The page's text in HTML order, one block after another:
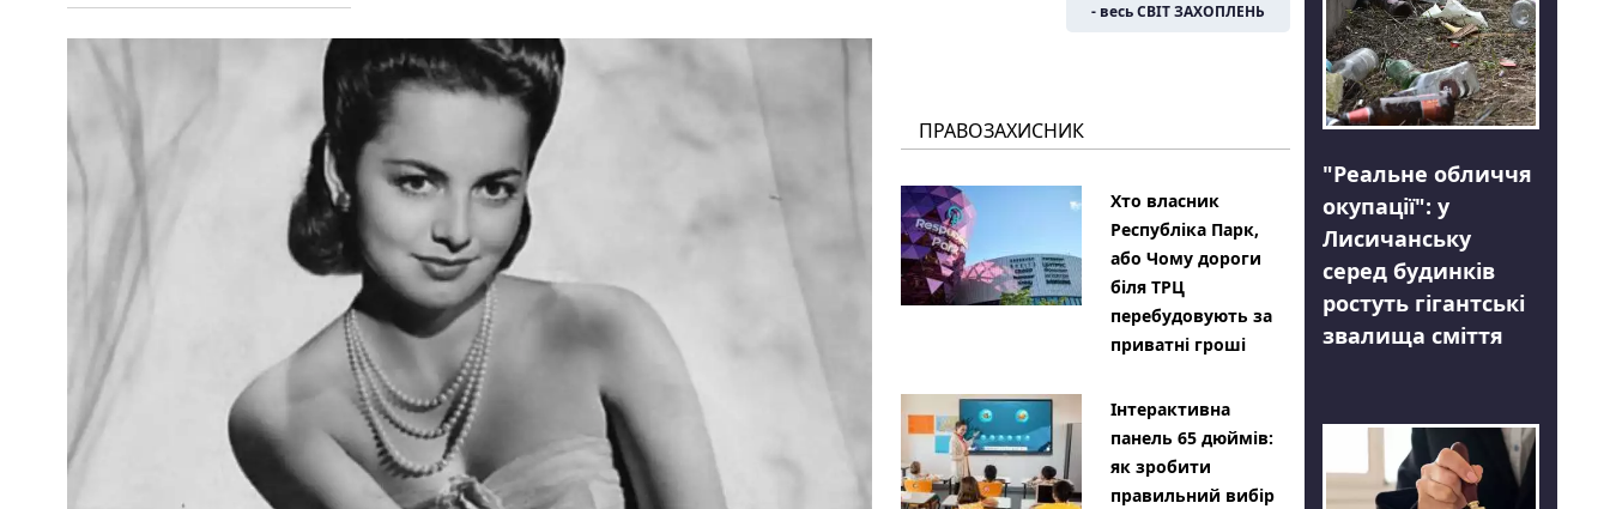
- весь СВІТ ЗАХОПЛЕНЬ
ПРАВОЗАХИСНИК
Хто власник
Республіка Парк,
або Чому дороги
біля ТРЦ
перебудовують за
приватні гроші
Інтерактивна
панель 65 дюймів:
як зробити
правильний вибір
"Реальне обличчя
окупації": у
Лисичанську
серед будинків
ростуть гігантські
звалища сміття